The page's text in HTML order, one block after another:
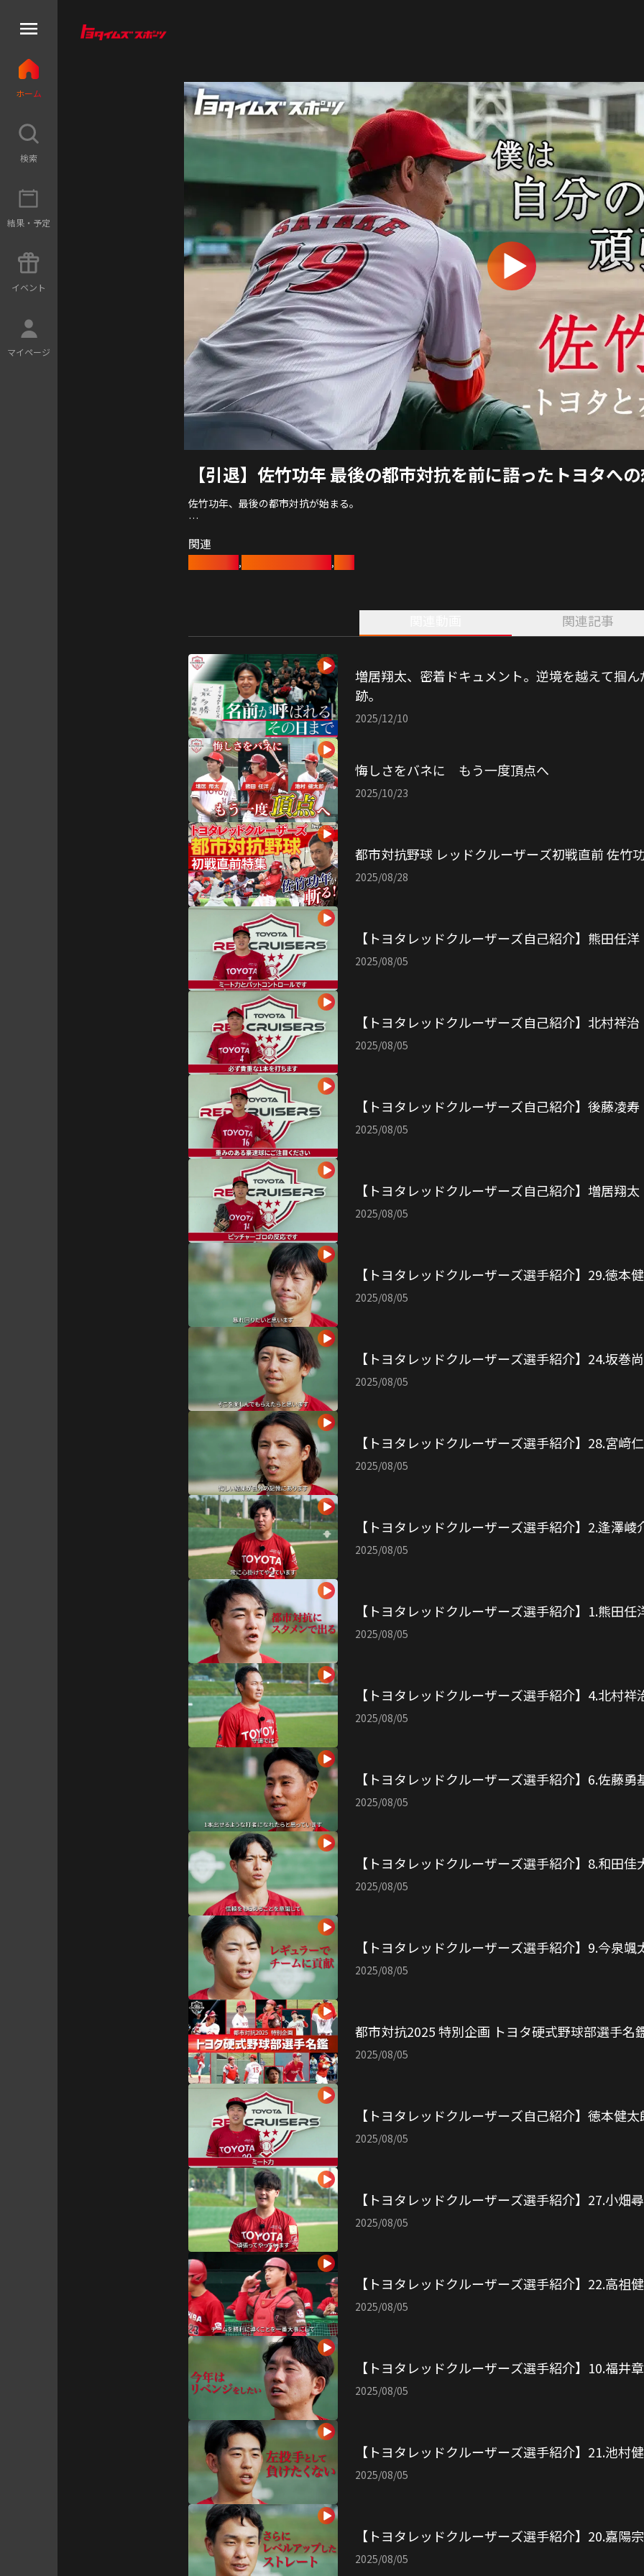
ホーム
検索
結果 ・ 予定
イベン ト
マイページ
【引退】佐竹功年 最後の都市対抗を前に語ったトヨタへ
佐竹功年、最後の都市対抗が始まる。
彼を突き動かしてきた原動力は。
大切にしてきた想いとは。
ミスター社会人野球が唯一成し遂げていないもの、
関連
, ,
関連記事
増居翔太、密着ドキュメント。逆境を越えて掴
跡。
2025/12/10
悔しさをバネに もう一度頂点へ
2025/10/23
都市対抗野球 レッドクルーザーズ初戦直前 佐竹
2025/08/28
【トヨタレッドクルーザーズ自己紹介】熊田任洋
2025/08/05
【トヨタレッドクルーザーズ自己紹介】北村祥治
2025/08/05
【トヨタレッドクルーザーズ自己紹介】後藤凌寿
2025/08/05
【トヨタレッドクルーザーズ自己紹介】増居翔太
2025/08/05
【トヨタレッドクルーザーズ選手紹介】29.徳本
2025/08/05
【トヨタレッドクルーザーズ選手紹介】24.坂巻
2025/08/05
【トヨタレッドクルーザーズ選手紹介】28.宮﨑
2025/08/05
【トヨタレッドクルーザーズ選手紹介】2.逢澤崚
2025/08/05
【トヨタレッドクルーザーズ選手紹介】1.熊田任
2025/08/05
【トヨタレッドクルーザーズ選手紹介】4.北村祥
2025/08/05
【トヨタレッドクルーザーズ選手紹介】6.佐藤勇
2025/08/05
【トヨタレッドクルーザーズ選手紹介】8.和田佳
2025/08/05
【トヨタレッドクルーザーズ選手紹介】9.今泉颯
2025/08/05
都市対抗2025 特別企画 トヨタ硬式野球部選手名
2025/08/05
【トヨタレッドクルーザーズ自己紹介】徳本健太
2025/08/05
【トヨタレッドクルーザーズ選手紹介】27.小畑
2025/08/05
【トヨタレッドクルーザーズ選手紹介】22.高祖
2025/08/05
【トヨタレッドクルーザーズ選手紹介】10.福井
2025/08/05
【トヨタレッドクルーザーズ選手紹介】21.池村
2025/08/05
【トヨタレッドクルーザーズ選手紹介】20.嘉陽
2025/08/05